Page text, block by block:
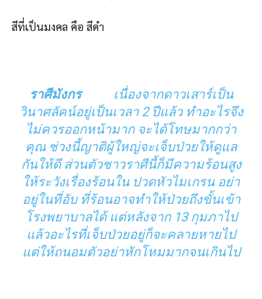
สีที่เป็นมงคล คือ สีดำ
ราศีมังกร
เนื่องจากดาวเสาร์เป็น
วินาศลัคน์อยู่เป็นเวลา 2 ปีแล้ว ทำอะไรจึง
ไม่ควรออกหน้ามาก จะได้โทษมากกว่า
คุณ ช่วงนี้ญาติผู้ใหญ่จะเจ็บป่วยให้ดูแล
กันให้ดี ส่วนตัวชาวราศีนี้ก็มีความร้อนสูง
ให้ระวังเรื่องร้อนใน ปวดหัวไมเกรน อย่า
อยู่ในที่อับ ที่ร้อนอาจทำให้ป่วยถึงขั้นเข้า
โรงพยาบาลได้ แต่หลังจาก 13 กุมภาไป
แล้วอะไรที่เจ็บป่วยอยู่ก็จะคลายหายไป
แต่ให้ถนอมตัวอย่าหักโหมมากจนเกินไป